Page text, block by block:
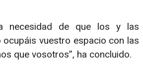
necesidad de que los y las
ocupáis vuestro espacio con las
que vosotros”, ha concluido.